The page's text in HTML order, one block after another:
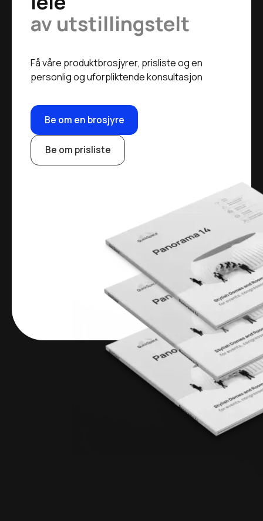
av utstillingstelt
Få våre produktbrosjyrer, prisliste og en
personlig og uforpliktende konsultasjon
Be om en brosjyre
Be om prisliste